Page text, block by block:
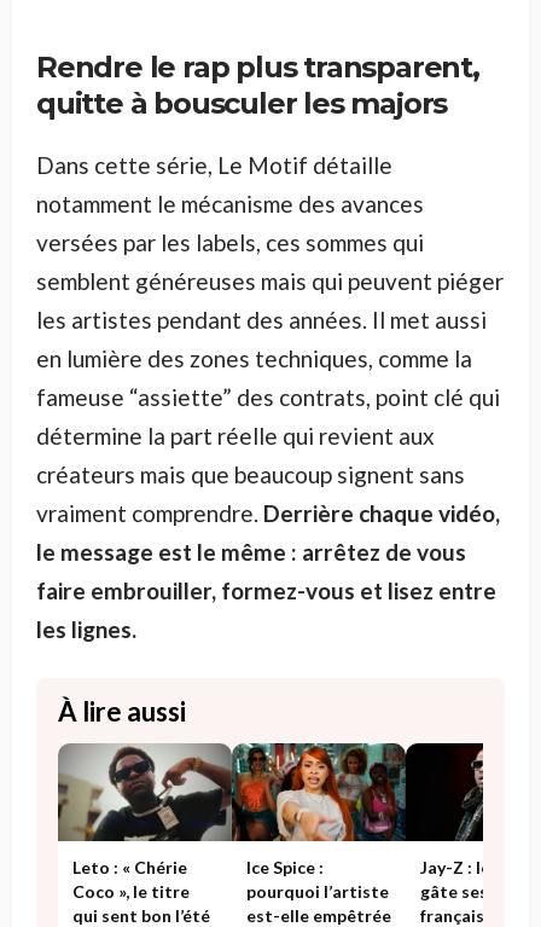
Rendre le rap plus transparent,
quitte à bousculer les majors
Dans cette série, Le Motif détaille
notamment le mécanisme des avances
versées par les labels, ces sommes qui
semblent généreuses mais qui peuvent piéger
les artistes pendant des années. Il met aussi
en lumière des zones techniques, comme la
fameuse “assiette” des contrats, point clé qui
détermine la part réelle qui revient aux
créateurs mais que beaucoup signent sans
vraiment comprendre. Derrière chaque vidéo,
le message est le même : arrêtez de vous
faire embrouiller, formez-vous et lisez entre
les lignes.
À lire aussi
Leto : « Chérie
Coco », le titre
qui sent bon l’été
Ice Spice :
pourquoi l’artiste
est-elle empêtrée
Jay-Z : le
gâte ses fans
français pour